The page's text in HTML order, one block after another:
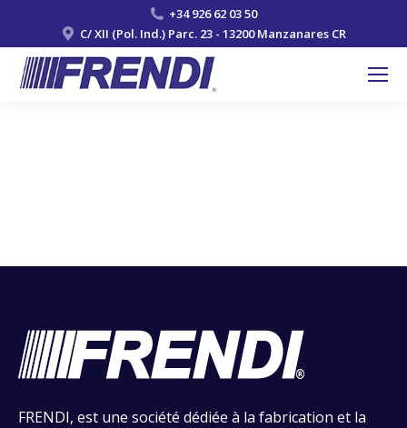
+34 926 62 03 50
C/ XII (Pol. Ind.) Parc. 23 - 13200 Manzanares CR
FRENDI, est une société dédiée à la fabrication et la